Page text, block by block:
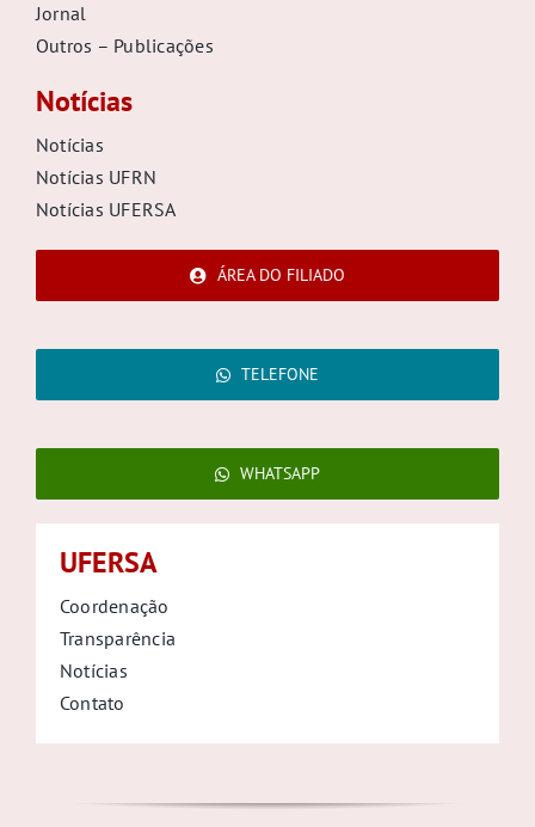
Jornal
Outros – Publicações
Notícias
Notícias
Notícias UFRN
Notícias UFERSA
ÁREA DO FILIADO
TELEFONE
WHATSAPP
UFERSA
Coordenação
Transparência
Notícias
Contato